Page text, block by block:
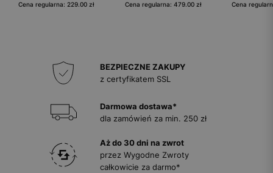
Cena regularna: 229.00 zł
Cena regularna: 479.00 zł
Cena
BEZPIECZNE ZAKUPY
z certyfikatem SSL
Darmowa dostawa*
dla zamówień za min. 250 zł
Aż do 30 dni na zwrot
przez Wygodne Zwroty
całkowicie za darmo*